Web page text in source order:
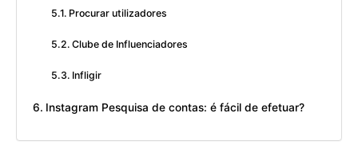
Procurar utilizadores
Clube de Influenciadores
Infligir
Instagram Pesquisa de contas: é fácil de efetuar?